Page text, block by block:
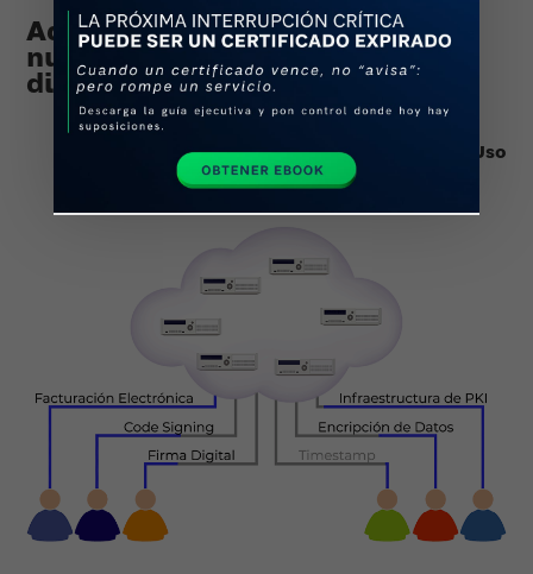
Además, puedes implementar
nuestra solución en la nube en
diferentes casos
*Algunos Casos de Uso